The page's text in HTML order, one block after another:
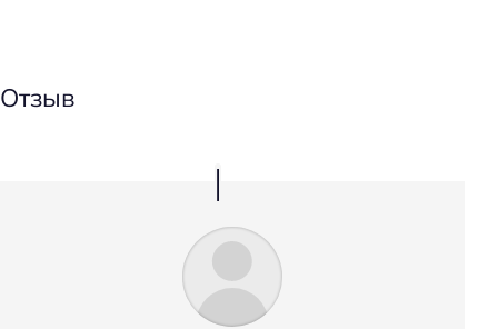
Отзыв